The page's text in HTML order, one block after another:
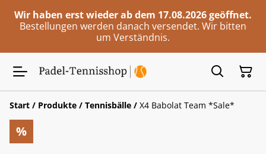
Wir haben erst wieder ab dem 17.08.2026 geöffnet.
Bestellungen werden danach versendet. Wir bitten
um Verständnis.
Start / Produkte / Tennisbälle / X4 Babolat Team *Sale*
%